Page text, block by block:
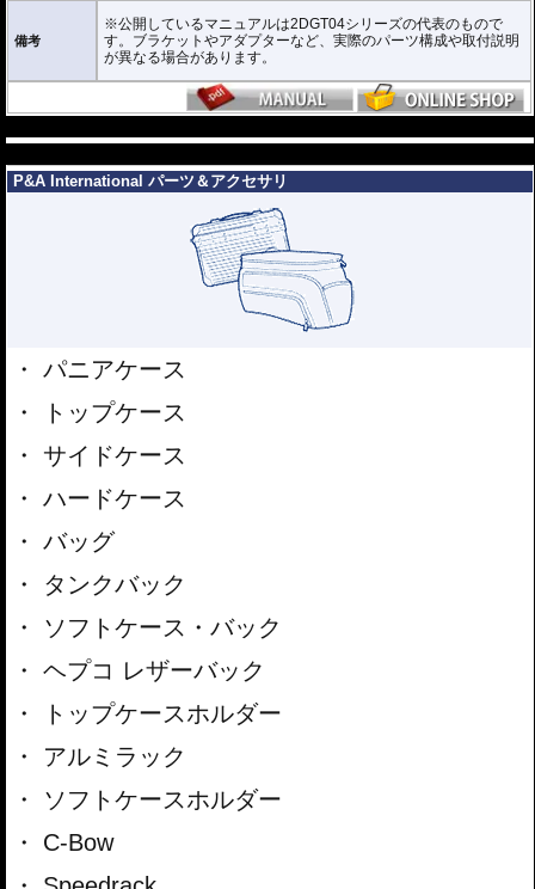
備考
※公開しているマニュアルは2DGT04シリーズの代表のもので
す。ブラケットやアダプターなど、実際のパーツ構成や取付説明
が異なる場合があります。
P&A International パーツ＆アクセサリ
パニアケース
トップケース
サイドケース
ハードケース
バッグ
タンクバック
ソフトケース・バック
ヘプコ レザーバック
トップケースホルダー
アルミラック
ソフトケースホルダー
C-Bow